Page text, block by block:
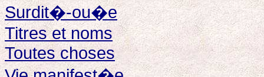
Surdit�-ou�e
Titres et noms
Toutes choses